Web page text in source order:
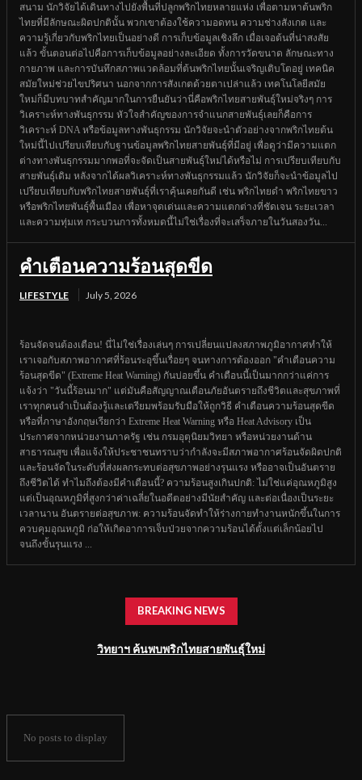
สนาม นักวิจัยได้เดินทางไปยังพื้นที่ปลูกพริกไทยหลายแห่ง เพื่อตามหาต้นพริก
ไทยที่มีลักษณะผิดปกตินั้น พวกเขาต้องใช้ความอดทน ความช่างสังเกต และ
ความรู้เกี่ยวกับพริกไทยเป็นอย่างดี การเก็บข้อมูลเชิงลึก เมื่อเจอต้นที่น่าสงสัย
แล้ว ขั้นตอนต่อไปคือการเก็บข้อมูลอย่างละเอียด ทั้งการวัดขนาด ลักษณะทาง
กายภาพ และการบันทึกสภาพแวดล้อมที่ต้นพริกไทยนั้นเจริญเติบโตอยู่ เทคนิค
สมัยใหม่ช่วยไขปริศนา นอกจากการสังเกตด้วยตาเปล่าแล้ว เทคโนโลยีสมัย
ใหม่ก็มีบทบาทสำคัญมากในการยืนยันว่านี่คือพริกไทยสายพันธุ์ใหม่จริงๆ การ
วิเคราะห์ทางพันธุกรรม หัวใจสำคัญของการจำแนกสายพันธุ์เลยก็คือการ
วิเคราะห์ DNA หรือข้อมูลทางพันธุกรรม นักวิจัยจะนำตัวอย่างจากพริกไทยต้น
ใหม่นี้ไปเปรียบเทียบกับฐานข้อมูลพริกไทยสายพันธุ์ที่มีอยู่ เพื่อดูว่ามีความแตก
ต่างทางพันธุกรรมมากพอที่จะจัดเป็นสายพันธุ์ใหม่ได้หรือไม่ การเปรียบเทียบกับ
สายพันธุ์เดิม หลังจากได้ผลวิเคราะห์ทางพันธุกรรมแล้ว นักวิจัยก็จะนำข้อมูลไป
เปรียบเทียบกับพริกไทยสายพันธุ์ที่เราคุ้นเคยกันดี เช่น พริกไทยดำ พริกไทยขาว
หรือพริกไทยพันธุ์พื้นเมือง เพื่อหาจุดเด่นและความแตกต่างที่ชัดเจน ระยะเวลา
และความทุ่มเท กระบวนการทั้งหมดนี้ไม่ใช่เรื่องที่จะเสร็จภายในวันสองวัน...
คำเตือนความร้อนสุดขีด
LIFESTYLE July 5, 2026
ร้อนจัดจนต้องเตือน! นี่ไม่ใช่เรื่องเล่นๆ การเปลี่ยนแปลงสภาพภูมิอากาศทำให้
เราเจอกับสภาพอากาศที่ร้อนระอุขึ้นเรื่อยๆ จนทางการต้องออก "คำเตือนความ
ร้อนสุดขีด" (Extreme Heat Warning) กันบ่อยขึ้น คำเตือนนี้เป็นมากกว่าแค่การ
แจ้งว่า "วันนี้ร้อนมาก" แต่มันคือสัญญาณเตือนภัยอันตรายถึงชีวิตและสุขภาพที่
เราทุกคนจำเป็นต้องรู้และเตรียมพร้อมรับมือให้ถูกวิธี คำเตือนความร้อนสุดขีด
หรือที่ภาษาอังกฤษเรียกว่า Extreme Heat Warning หรือ Heat Advisory เป็น
ประกาศจากหน่วยงานภาครัฐ เช่น กรมอุตุนิยมวิทยา หรือหน่วยงานด้าน
สาธารณสุข เพื่อแจ้งให้ประชาชนทราบว่ากำลังจะมีสภาพอากาศร้อนจัดผิดปกติ
และร้อนจัดในระดับที่ส่งผลกระทบต่อสุขภาพอย่างรุนแรง หรืออาจเป็นอันตราย
ถึงชีวิตได้ ทำไมถึงต้องมีคำเตือนนี้? ความร้อนสูงเกินปกติ: ไม่ใช่แค่อุณหภูมิสูง
แต่เป็นอุณหภูมิที่สูงกว่าค่าเฉลี่ยในอดีตอย่างมีนัยสำคัญ และต่อเนื่องเป็นระยะ
เวลานาน อันตรายต่อสุขภาพ: ความร้อนจัดทำให้ร่างกายทำงานหนักขึ้นในการ
ควบคุมอุณหภูมิ ก่อให้เกิดอาการเจ็บป่วยจากความร้อนได้ตั้งแต่เล็กน้อยไป
จนถึงขั้นรุนแรง ...
BREAKING NEWS
วิทยาฯ ค้นพบพริกไทยสายพันธุ์ใหม่
No posts to display